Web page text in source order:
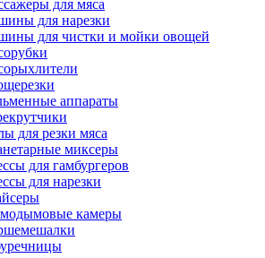
для мяса
для нарезки
для чистки и мойки овощей
аппараты
для резки мяса
миксеры
для гамбургеров
для нарезки
камеры